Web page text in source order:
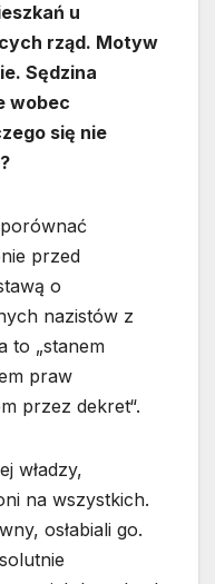
u
rząd. Motyw
Sędzina
wobec
się nie
przed
o
nazistów z
to „stanem
praw
przez dekret“.
władzy,
na wszystkich.
osłabiali go.